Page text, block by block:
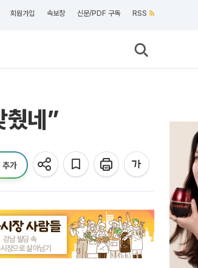
회원가입 속보창 신문/PDF 구독 RSS
췄네”
추가